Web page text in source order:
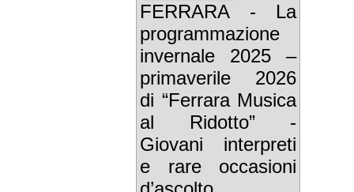
FERRARA - La
programmazione
invernale 2025 –
primaverile 2026
di “Ferrara Musica
al Ridotto” -
Giovani interpreti
e rare occasioni